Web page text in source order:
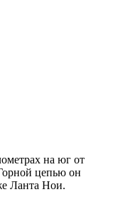
на юг от
цепью он
Ланта Нои.